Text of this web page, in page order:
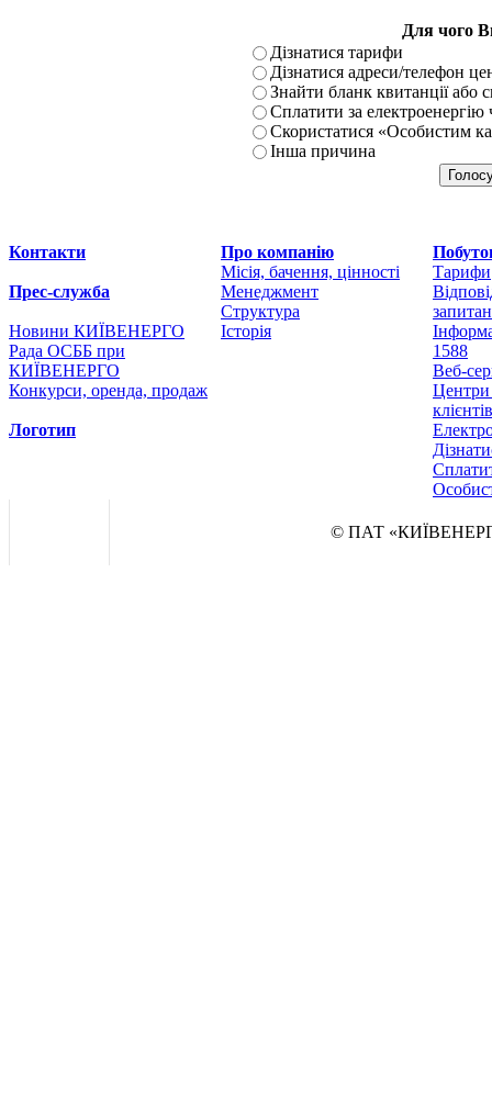
Для чого
Дізнатися тарифи
Дізнатися адреси/телефон
Знайти бланк квитанції
Сплатити за електроенергію
Скористатися «Особистим
Інша причина
Контакти
Прес-служба
Новини КИЇВЕНЕРГО
Рада ОСББ при
КИЇВЕНЕРГО
Конкурси, оренда, продаж
Логотип
Про компанію
Місія, бачення, цінності
Менеджмент
Структура
Історія
Тарифи
1588
Веб-
Центри
клієнтів
© ПАТ